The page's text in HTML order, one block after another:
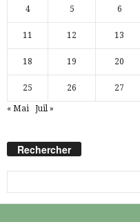
4 5 6
11 12 13
18 19 20
25 26 27
« Mai Juil »
Rechercher